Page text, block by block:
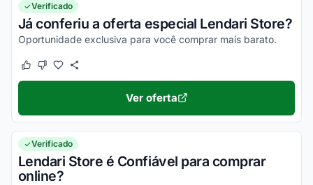
Verificado
Já conferiu a oferta especial Lendari Store?
Oportunidade exclusiva para você comprar mais barato.
Este cupom funcionou
Este cupom não funcionou
Ver oferta
Verificado
Lendari Store é Confiável para comprar
online?